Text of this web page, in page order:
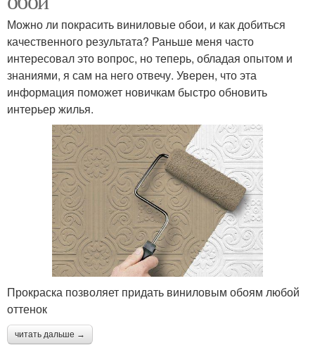
Можно ли покрасить виниловые обои, и как добиться
качественного результата? Раньше меня часто
интересовал это вопрос, но теперь, обладая опытом и
знаниями, я сам на него отвечу. Уверен, что эта
информация поможет новичкам быстро обновить
интерьер жилья.
Прокраска позволяет придать виниловым обоям любой
оттенок
читать дальше →